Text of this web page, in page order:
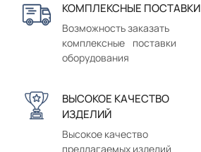
КОМПЛЕКСНЫЕ ПОСТАВКИ
Возможность заказать
комплексные поставки
оборудования
ВЫСОКОЕ КАЧЕСТВО
ИЗДЕЛИЙ
Высокое качество
предлагаемых изделий